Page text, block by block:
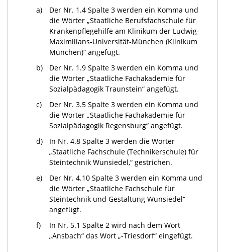
a)
Der Nr. 1.4 Spalte 3 werden ein Komma und
die Wörter „Staatliche Berufsfachschule für
Krankenpflegehilfe am Klinikum der Ludwig-
Maximilians-Universität-München (Klinikum
München)“ angefügt.
b)
Der Nr. 1.9 Spalte 3 werden ein Komma und
die Wörter „Staatliche Fachakademie für
Sozialpädagogik Traunstein“ angefügt.
c)
Der Nr. 3.5 Spalte 3 werden ein Komma und
die Wörter „Staatliche Fachakademie für
Sozialpädagogik Regensburg“ angefügt.
d)
In Nr. 4.8 Spalte 3 werden die Wörter
„Staatliche Fachschule (Technikerschule) für
Steintechnik Wunsiedel,“ gestrichen.
e)
Der Nr. 4.10 Spalte 3 werden ein Komma und
die Wörter „Staatliche Fachschule für
Steintechnik und Gestaltung Wunsiedel“
angefügt.
f)
In Nr. 5.1 Spalte 2 wird nach dem Wort
„Ansbach“ das Wort „-Triesdorf“ eingefügt.